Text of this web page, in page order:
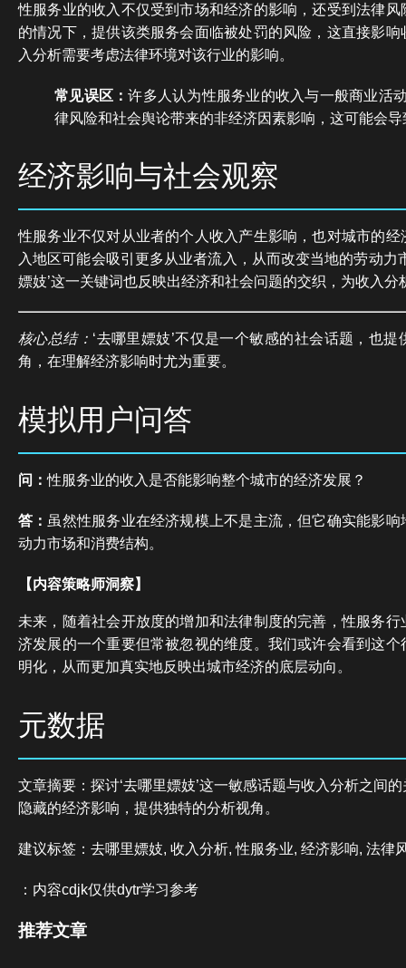
性服务业的收入不仅受到市场和经济的影响，还受到法律
的情况下，提供该类服务会面临被处罚的风险，这直接影
入分析需要考虑法律环境对该行业的影响。
常见误区：许多人认为性服务业的收入与一般商业活
律风险和社会舆论带来的非经济因素影响，这可能会
经济影响与社会观察
性服务业不仅对从业者的个人收入产生影响，也对城市的
入地区可能会吸引更多从业者流入，从而改变当地的劳动力
嫖妓’这一关键词也反映出经济和社会问题的交织，为收入分
核心总结： ‘去哪里嫖妓’不仅是一个敏感的社会话题，也
角，在理解经济影响时尤为重要。
模拟用户问答
问：性服务业的收入是否能影响整个城市的经济发展？
答： 虽然性服务业在经济规模上不是主流，但它确实能影
动力市场和消费结构。
【内容策略师洞察】
未来，随着社会开放度的增加和法律制度的完善，性服务
济发展的一个重要但常被忽视的维度。我们或许会看到这
明化，从而更加真实地反映出城市经济的底层动向。
元数据
文章摘要：探讨‘去哪里嫖妓’这一敏感话题与收入分析之间
隐藏的经济影响，提供独特的分析视角。
建议标签：去哪里嫖妓, 收入分析, 性服务业, 经济影响, 法律
：内容cdjk仅供dytr学习参考
推荐文章